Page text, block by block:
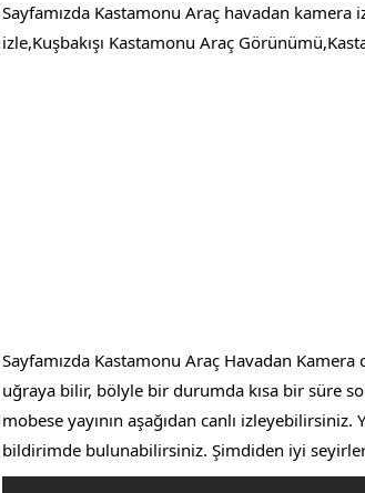
Sayfamızda Kastamonu Araç havadan
izle,Kuşbakışı Kastamonu Araç
Sayfamızda Kastamonu Araç Havadan
uğraya bilir, bölyle bir durumda kısa bir süre
mobese yayının aşağıdan canlı
bildirimde bulunabilirsiniz. Şimdiden iyi